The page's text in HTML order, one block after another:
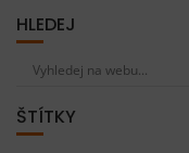
HLEDEJ
ŠTÍTKY